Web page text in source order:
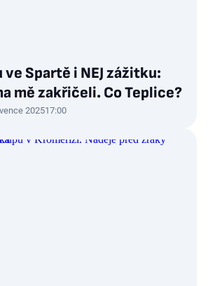
Spartě i NEJ zážitku:
mě zakřičeli. Co Teplice?
202517:00